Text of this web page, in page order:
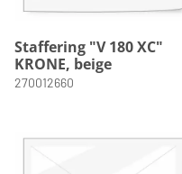
Staffering "V 180 XC"
KRONE, beige
270012660